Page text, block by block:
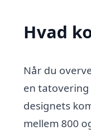
Hvad
Når du
en
designets
mellem 800